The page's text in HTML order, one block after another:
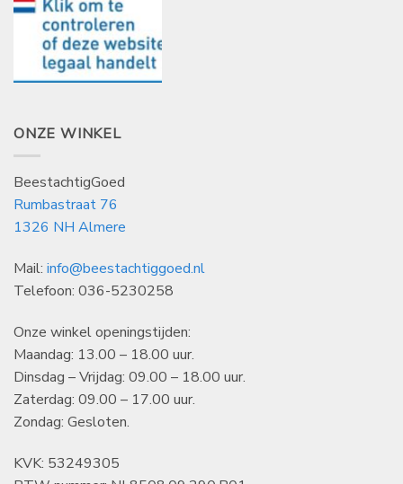
ONZE WINKEL
BeestachtigGoed
Rumbastraat 76
1326 NH Almere
Mail: info@beestachtiggoed.nl
Telefoon: 036-5230258
Onze winkel openingstijden:
Maandag: 13.00 – 18.00 uur.
Dinsdag – Vrijdag: 09.00 – 18.00 uur.
Zaterdag: 09.00 – 17.00 uur.
Zondag: Gesloten.
KVK: 53249305